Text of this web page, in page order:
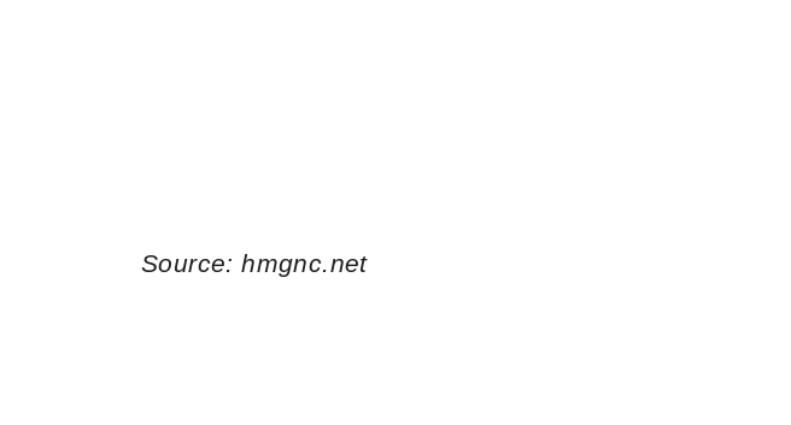
Source: hmgnc.net